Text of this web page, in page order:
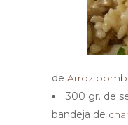
de Arroz
300 gr. de
bandeja de